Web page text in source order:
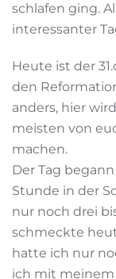
schlafen ging.
interessanter
Heute ist der
den
anders, hier
meisten von
machen.
Der Tag
Stunde in der
nur noch drei
schmeckte
hatte ich nur
ich mit meinem